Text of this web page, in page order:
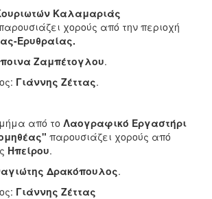
Καλαμαριάς
χορούς από την περιοχή
Ερυθραίας.
Ζαμπέτογλου.
Γιάννης Ζέττας.
από το Λαογραφικό Εργαστήρι
παρουσιάζει χορούς από
Ηπείρου.
Δρακόπουλος.
Γιάννης Ζέττας